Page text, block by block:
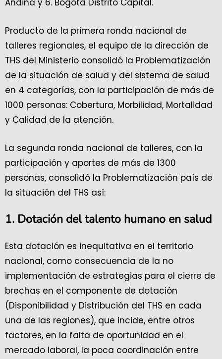
Andina y 6. Bogotá Distrito Capital.
Producto de la primera ronda nacional de
talleres regionales, el equipo de la dirección de
THS del Ministerio consolidó la Problematización
de la situación de salud y del sistema de salud
en 4 categorías, con la participación de más de
1000 personas: Cobertura, Morbilidad, Mortalidad
y Calidad de la atención.
La segunda ronda nacional de talleres, con la
participación y aportes de más de 1300
personas, consolidó la Problematización país de
la situación del THS así:
1. Dotación del talento humano en salud
Esta dotación es inequitativa en el territorio
nacional, como consecuencia de la no
implementación de estrategias para el cierre de
brechas en el componente de dotación
(Disponibilidad y Distribución del THS en cada
una de las regiones), que incide, entre otros
factores, en la falta de oportunidad en el
mercado laboral, la poca coordinación entre